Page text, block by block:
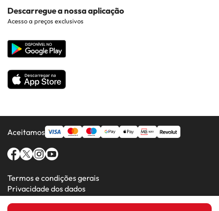
Costa da luz
Hotéis em Regiões Populares
Todos os Hotéis
Contacto
Web corporativa
Descarregue a nossa aplicação
Acesso a preços exclusivos
Aceitamos
Termos e condições gerais
Privacidade dos dados